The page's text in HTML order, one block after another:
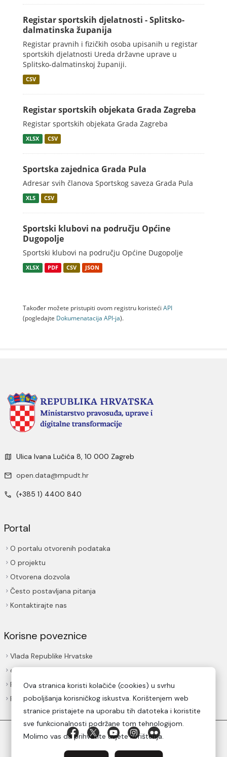
Registar sportskih djelatnosti - Splitsko-
dalmatinska županija
Registar pravnih i fizičkih osoba upisanih u registar
sportskih djelatnosti Ureda državne uprave u
Splitsko-dalmatinskoj županiji.
CSV
Registar sportskih objekata Grada Zagreba
Registar sportskih objekata Grada Zagreba
XLSX CSV
Sportska zajednica Grada Pula
Adresar svih članova Sportskog saveza Grada Pula
XLS CSV
Sportski klubovi na području Općine
Dugopolje
Sportski klubovi na području Općine Dugopolje
XLSX PDF CSV JSON
Također možete pristupiti ovom registru koristeći API
(pogledajte Dokumenаtаcijа API-jа).